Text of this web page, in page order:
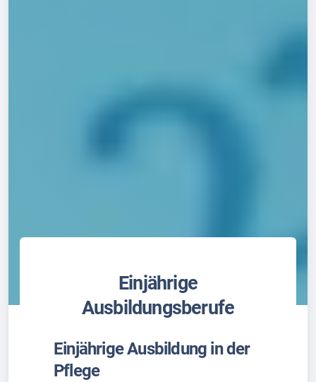
Einjährige
Ausbildungsberufe
Einjährige Ausbildung in der
Pflege